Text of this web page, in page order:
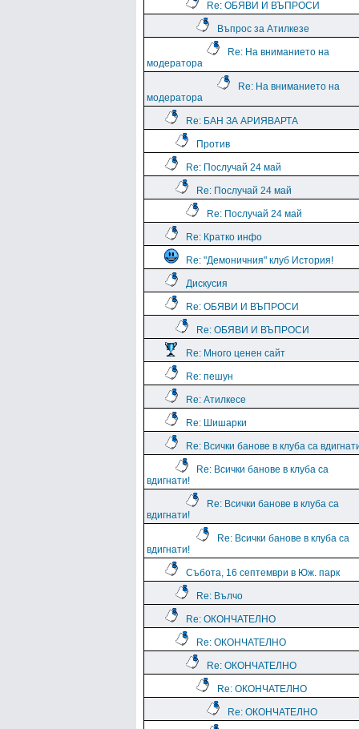
Re: ОБЯВИ И ВЪПРОСИ
Въпрос за Атилкезе
Re: На вниманието на
модератора
Re: На вниманието на
модератора
Re: БАН ЗА АРИЯВАРТА
Против
Re: Послучай 24 май
Re: Послучай 24 май
Re: Послучай 24 май
Re: Кратко инфо
Re: "Демоничния" клуб История!
Дискусия
Re: ОБЯВИ И ВЪПРОСИ
Re: ОБЯВИ И ВЪПРОСИ
Re: Много ценен сайт
Re: пешун
Re: Атилкесе
Re: Шишарки
Re: Всички банове в клуба са
Re: Всички банове в клуба са
вдигнати!
Re: Всички банове в клуба са
вдигнати!
Re: Всички банове в клуба са
вдигнати!
Събота, 16 септември в Юж. парк
Re: Вълчо
Re: ОКОНЧАТЕЛНО
Re: ОКОНЧАТЕЛНО
Re: ОКОНЧАТЕЛНО
Re: ОКОНЧАТЕЛНО
Re: ОКОНЧАТЕЛНО